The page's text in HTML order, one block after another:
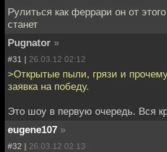
Рулиться как феррари он от
станет
Pugnator »
#31 | 26.03.12 02:12
>Открытые пыли, грязи и
заявка на победу.
Это шоу в первую очередь. Вся
eugene107 »
#32 | 26.03.12 02:13